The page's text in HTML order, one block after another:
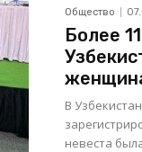
Общество
Более
В
невеста